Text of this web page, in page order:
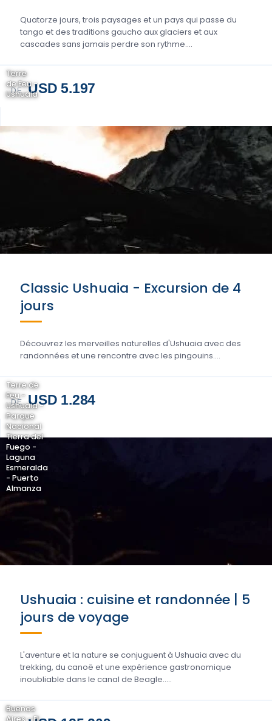
Quatorze jours, trois paysages et un pays qui passe du
tango et des traditions gaucho aux glaciers et aux
cascades sans jamais perdre son rythme….
DE USD 5.197
Terre
de Feu -
Ushuaia
Classic Ushuaia - Excursion de 4
jours
Découvrez les merveilles naturelles d'Ushuaia avec des
randonnées et une rencontre avec les pingouins....
DE USD 1.284
Terre de
Feu -
Ushuaia -
Parque
Nacional
Tierra del
Fuego -
Laguna
Esmeralda
- Puerto
Almanza
Ushuaia : cuisine et randonnée | 5
jours de voyage
L'aventure et la nature se conjuguent à Ushuaia avec du
trekking, du canoë et une expérience gastronomique
inoubliable dans le canal de Beagle.....
Buenos
Aires - El